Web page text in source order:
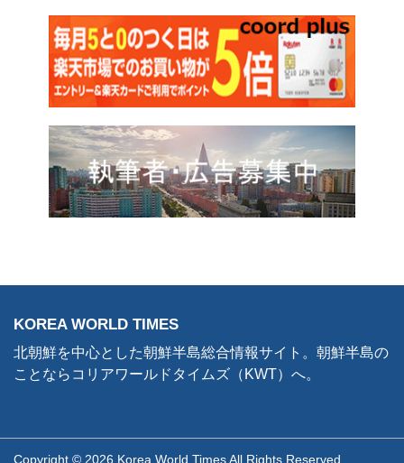
KOREA WORLD TIMES
北朝鮮を中心とした朝鮮半島総合情報サイト。朝鮮半島の
ことならコリアワールドタイムズ（KWT）へ。
Copyright © 2026 Korea World Times All Rights Reserved